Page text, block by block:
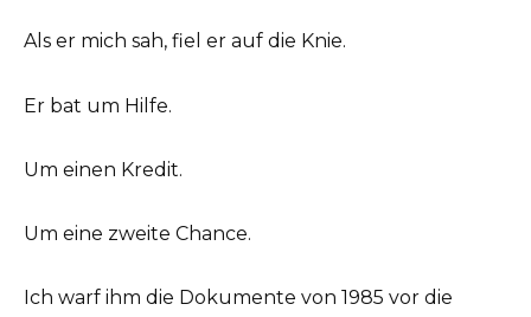
Als er mich sah, fiel er auf die Knie.
Er bat um Hilfe.
Um einen Kredit.
Um eine zweite Chance.
Ich warf ihm die Dokumente von 1985 vor die